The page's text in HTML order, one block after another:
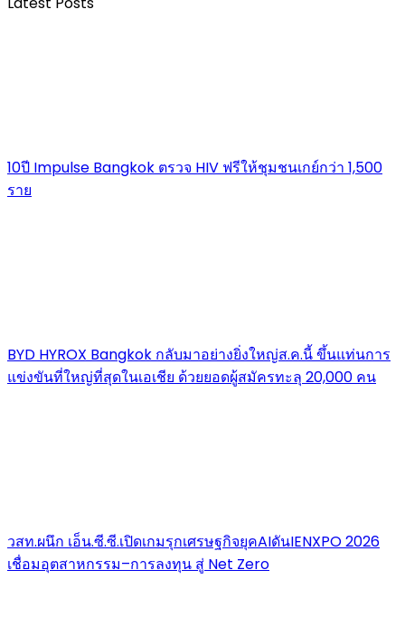
10ปี Impulse Bangkok ตรวจ HIV ฟรีให้ชุมชนเกย์กว่า 1,500
ราย
BYD HYROX Bangkok กลับมาอย่างยิ่งใหญ่ส.ค.นี้ ขึ้นแท่นการ
แข่งขันที่ใหญ่ที่สุดในเอเชีย ด้วยยอดผู้สมัครทะลุ 20,000 คน
วสท.ผนึก เอ็น.ซี.ซี.เปิดเกมรุกเศรษฐกิจยุคAIดันIENXPO 2026
เชื่อมอุตสาหกรรม–การลงทุน สู่ Net Zero